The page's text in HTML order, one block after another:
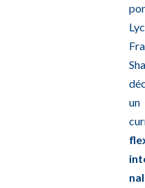
un
nal